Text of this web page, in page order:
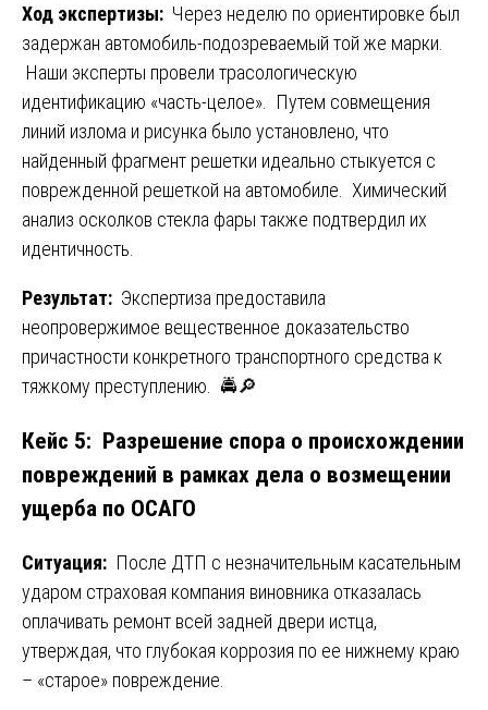
Ход экспертизы: Через неделю по ориентировке был
задержан автомобиль-подозреваемый той же марки.
Наши эксперты провели трасологическую
идентификацию «часть-целое». Путем совмещения
линий излома и рисунка было установлено, что
найденный фрагмент решетки идеально стыкуется с
поврежденной решеткой на автомобиле. Химический
анализ осколков стекла фары также подтвердил их
идентичность.
Результат: Экспертиза предоставила
неопровержимое вещественное доказательство
причастности конкретного транспортного средства к
тяжкому преступлению. 🚔🔎
Кейс 5: Разрешение спора о происхождении
повреждений в рамках дела о возмещении
ущерба по ОСАГО
Ситуация: После ДТП с незначительным касательным
ударом страховая компания виновника отказалась
оплачивать ремонт всей задней двери истца,
утверждая, что глубокая коррозия по ее нижнему краю
– «старое» повреждение.